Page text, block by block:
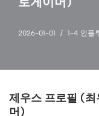
2026-01-01 1-4 인플
제우스 프로필 (최
머)